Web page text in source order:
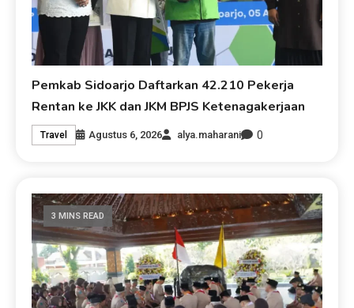
Pemkab Sidoarjo Daftarkan 42.210 Pekerja
Rentan ke JKK dan JKM BPJS Ketenagakerjaan
Travel Agustus 6, 2026 alya.maharani 0
3 MINS READ